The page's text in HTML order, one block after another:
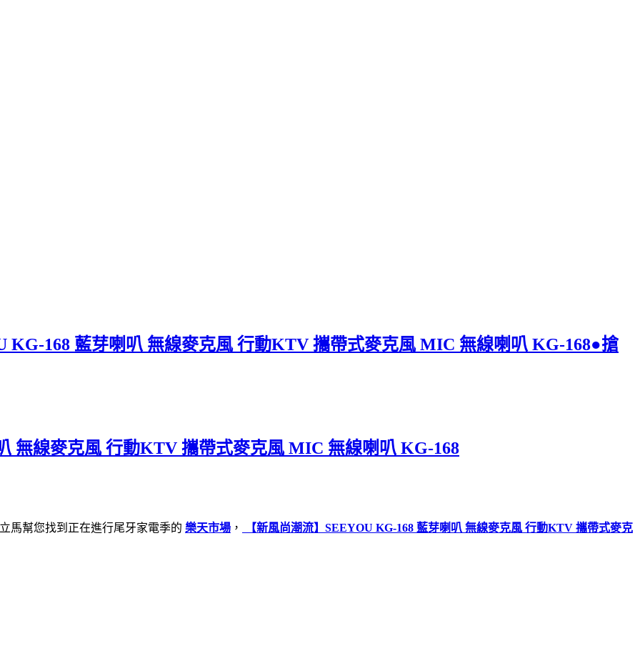
KG-168 藍芽喇叭 無線麥克風 行動KTV 攜帶式麥克風 MIC 無線喇叭 KG-168●搶
無線麥克風 行動KTV 攜帶式麥克風 MIC 無線喇叭 KG-168
馬幫您找到正在進行尾牙家電季的 樂天市場 ，
【新風尚潮流】SEEYOU KG-168 藍芽喇叭 無線麥克風 行動KTV 攜帶式麥克